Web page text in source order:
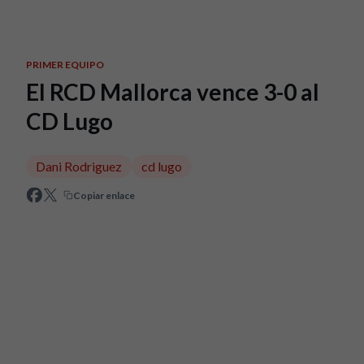
PRIMER EQUIPO
El RCD Mallorca vence 3-0 al
CD Lugo
Dani Rodriguez cd lugo
Copiar enlace